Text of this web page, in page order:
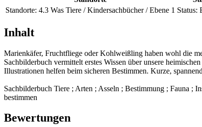
Standorte: 4.3 Was Tiere / Kindersachbücher / Ebene 1 Status:
Inhalt
Marienkäfer, Fruchtfliege oder Kohlweißling haben wohl die
Sachbilderbuch vermittelt erstes Wissen über unsere
Illustrationen helfen beim sicheren Bestimmen. Kurze,
Sachbilderbuch Tiere ; Arten ; Asseln ; Bestimmung ; Fauna ;
bestimmen
Bewertungen